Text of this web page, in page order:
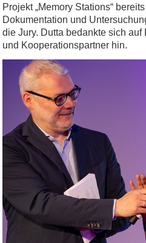
Projekt „Memory Stations“
Dokumentation und
die Jury. Dutta bedankte sich
und Kooperationspartner hin.